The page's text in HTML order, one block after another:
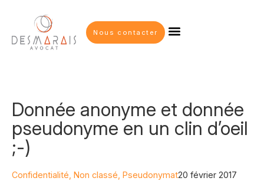
Nous contacter
Donnée anonyme et donnée
pseudonyme en un clin d’oeil
;-)
Confidentialité Non classé Pseudonymat20 février 2017